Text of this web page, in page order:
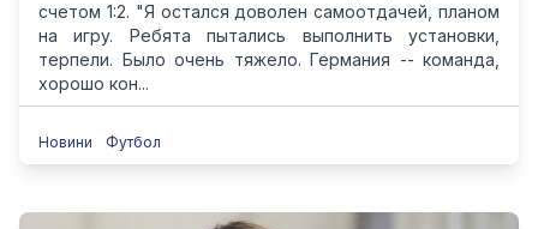
счетом 1:2. "Я остался доволен самоотдачей, планом
на игру. Ребята пытались выполнить установки,
терпели. Было очень тяжело. Германия -- команда,
хорошо кон...
Новини Футбол